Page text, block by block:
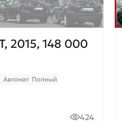
2015, 148 000
Автомат Полный
424